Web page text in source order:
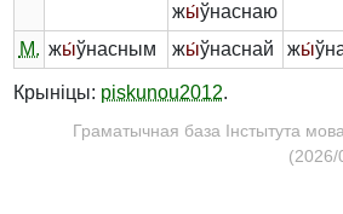
жы́ўнаснаю
М. жы́ўнасным жы́ўнаснай жы́
Крыніцы: piskunou2012.
Граматычная база Інстытута
(2026/